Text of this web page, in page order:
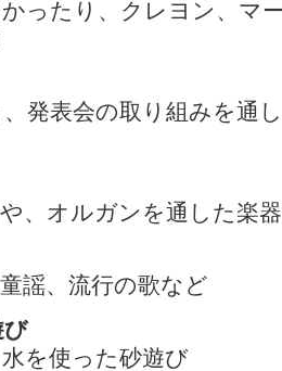
ったり、クレヨン、マ
発表会の取り組みを通
、オルガンを通した楽
謡、流行の歌など
び
を使った砂遊び